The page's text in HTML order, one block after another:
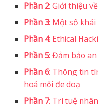
Phần 2: Giới thiệu
Phần 3: Một số khái
Phần 4: Ethical
Phần 5: Đảm bảo
Phần 6: Thông tin
hoá mối đe doạ
Phần 7: Trí tuệ